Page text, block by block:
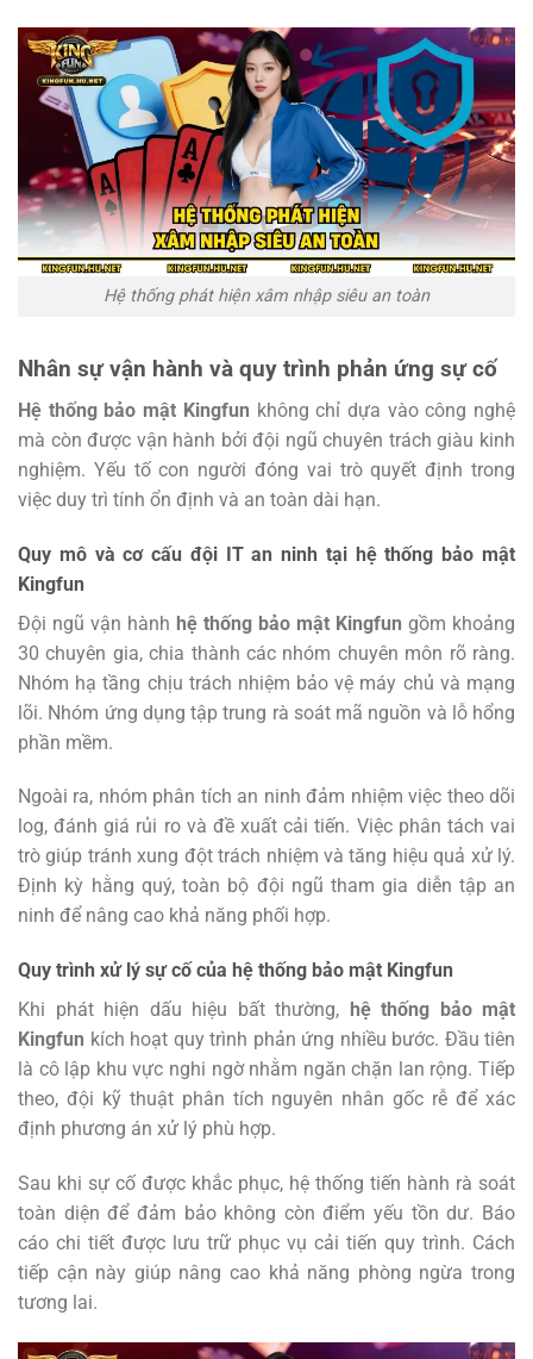
Hệ thống phát hiện xâm nhập siêu an toàn
Nhân sự vận hành và quy trình phản ứng sự cố
Hệ thống bảo mật Kingfun không chỉ dựa vào công nghệ
mà còn được vận hành bởi đội ngũ chuyên trách giàu kinh
nghiệm. Yếu tố con người đóng vai trò quyết định trong
việc duy trì tính ổn định và an toàn dài hạn.
Quy mô và cơ cấu đội IT an ninh tại hệ thống bảo mật
Kingfun
Đội ngũ vận hành hệ thống bảo mật Kingfun gồm khoảng
30 chuyên gia, chia thành các nhóm chuyên môn rõ ràng.
Nhóm hạ tầng chịu trách nhiệm bảo vệ máy chủ và mạng
lõi. Nhóm ứng dụng tập trung rà soát mã nguồn và lỗ hổng
phần mềm.
Ngoài ra, nhóm phân tích an ninh đảm nhiệm việc theo dõi
log, đánh giá rủi ro và đề xuất cải tiến. Việc phân tách vai
trò giúp tránh xung đột trách nhiệm và tăng hiệu quả xử lý.
Định kỳ hằng quý, toàn bộ đội ngũ tham gia diễn tập an
ninh để nâng cao khả năng phối hợp.
Quy trình xử lý sự cố của hệ thống bảo mật Kingfun
Khi phát hiện dấu hiệu bất thường, hệ thống bảo mật
Kingfun kích hoạt quy trình phản ứng nhiều bước. Đầu tiên
là cô lập khu vực nghi ngờ nhằm ngăn chặn lan rộng. Tiếp
theo, đội kỹ thuật phân tích nguyên nhân gốc rễ để xác
định phương án xử lý phù hợp.
Sau khi sự cố được khắc phục, hệ thống tiến hành rà soát
toàn diện để đảm bảo không còn điểm yếu tồn dư. Báo
cáo chi tiết được lưu trữ phục vụ cải tiến quy trình. Cách
tiếp cận này giúp nâng cao khả năng phòng ngừa trong
tương lai.